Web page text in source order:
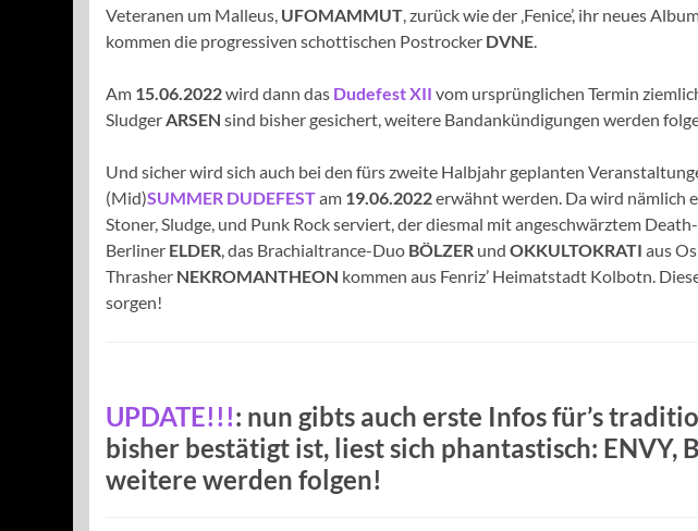
Veteranen um Malleus, UFOMAMMUT, zurück wie der ‚Fenice’, ihr neues
kommen die progressiven schottischen Postrocker DVNE.
Am 15.06.2022wird dann das Dudefest XII vom ursprünglichen Termin
SludgerARSEN sind bisher gesichert, weitere Bandankündigungen werden
Und sicher wird sich auch bei den fürs zweite Halbjahr geplanten
(Mid)SUMMER DUDEFESTam 19.06.2022erwähnt werden. Da wird nämlich
Stoner, Sludge, und Punk Rock serviert, der diesmal mit angeschwärztem
Berliner ELDER, das Brachialtrance-Duo BÖLZER und OKKULTOKRATI aus
Thrasher NEKROMANTHEON kommen aus Fenriz’ Heimatstadt Kolbotn.
sorgen!
UPDATE!!!: nun gibts auch erste Infos für’s
bisher bestätigt ist, liest sich phantastisch: ENVY,
weitere werden folgen!